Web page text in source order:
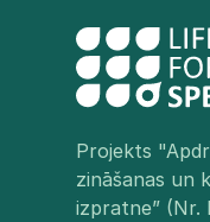
Projekts
zināšanas un
izpratne” (Nr.